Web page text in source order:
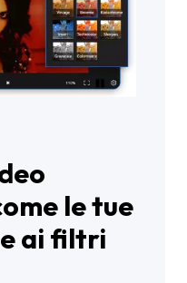
le tue
ai filtri